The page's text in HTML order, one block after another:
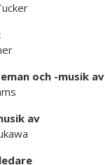
och -musik av
av